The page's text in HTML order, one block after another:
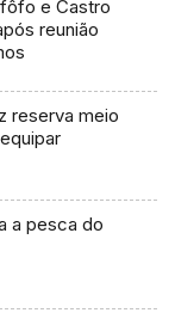
e Castro
reunião
reserva meio
a pesca do